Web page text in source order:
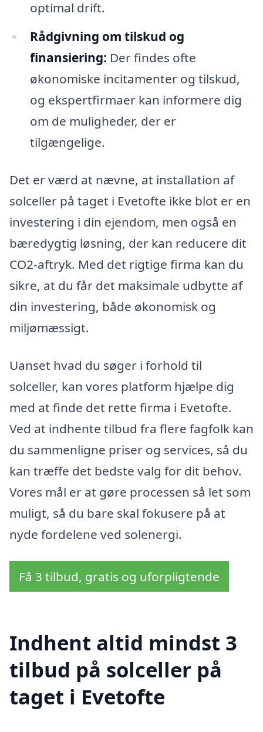
optimal drift.
Rådgivning om tilskud og
finansiering: Der findes ofte
økonomiske incitamenter og tilskud,
og ekspertfirmaer kan informere dig
om de muligheder, der er
tilgængelige.
Det er værd at nævne, at installation af
solceller på taget i Evetofte ikke blot er en
investering i din ejendom, men også en
bæredygtig løsning, der kan reducere dit
CO2-aftryk. Med det rigtige firma kan du
sikre, at du får det maksimale udbytte af
din investering, både økonomisk og
miljømæssigt.
Uanset hvad du søger i forhold til
solceller, kan vores platform hjælpe dig
med at finde det rette firma i Evetofte.
Ved at indhente tilbud fra flere fagfolk kan
du sammenligne priser og services, så du
kan træffe det bedste valg for dit behov.
Vores mål er at gøre processen så let som
muligt, så du bare skal fokusere på at
nyde fordelene ved solenergi.
Få 3 tilbud, gratis og uforpligtende
Indhent altid mindst 3
tilbud på solceller på
taget i Evetofte